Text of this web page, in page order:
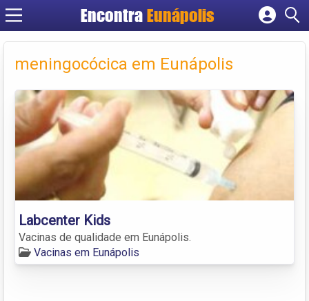
EncontraEunápolis
Cadastrar empresa
Criar conta
meningocócica em Eunápolis
Labcenter Kids
Vacinas de qualidade em Eunápolis.
Vacinas em Eunápolis